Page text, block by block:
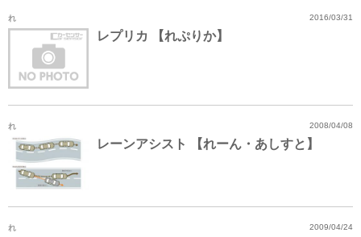
れ 2016/03/31
レプリカ 【れぷりか】
れ 2008/04/08
レーンアシスト 【れーん・あしすと】
れ 2009/04/24